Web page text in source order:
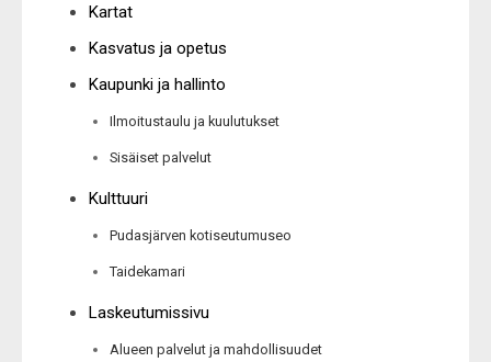
Kartat
Kasvatus ja opetus
Kaupunki ja hallinto
Ilmoitustaulu ja kuulutukset
Sisäiset palvelut
Kulttuuri
Pudasjärven kotiseutumuseo
Taidekamari
Laskeutumissivu
Alueen palvelut ja mahdollisuudet